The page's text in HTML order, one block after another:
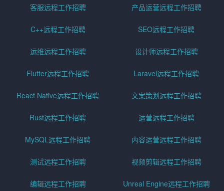
客服远程工作招聘 产品运营远程工作招聘
C++远程工作招聘 SEO远程工作招聘
运维远程工作招聘 设计师远程工作招聘
Flutter远程工作招聘 Laravel远程工作招聘
React Native远程工作招聘 文案策划远程工作招聘
Rust远程工作招聘 运营远程工作招聘
MySQL远程工作招聘 内容运营远程工作招聘
测试远程工作招聘 视频剪辑远程工作招聘
编辑远程工作招聘 Unreal Engine远程工作招聘